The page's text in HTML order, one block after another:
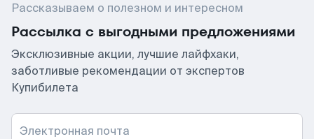
Рассказываем о полезном и интересном
Рассылка с выгодными предложениями
Эксклюзивные акции, лучшие лайфхаки,
заботливые рекомендации от экспертов
Купибилета
Электронная почта